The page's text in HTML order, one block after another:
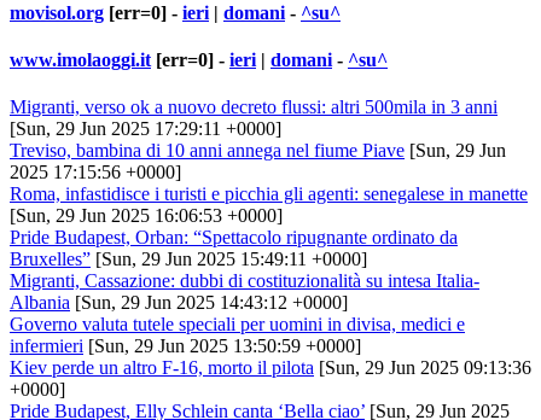
movisol.org [err=0] - ieri | domani - ^su^
www.imolaoggi.it [err=0] - ieri | domani - ^su^
Migranti, verso ok a nuovo decreto flussi: altri 500mila in 3 anni
[Sun, 29 Jun 2025 17:29:11 +0000]
Treviso, bambina di 10 anni annega nel fiume Piave [Sun, 29 Jun
2025 17:15:56 +0000]
Roma, infastidisce i turisti e picchia gli agenti: senegalese in manette
[Sun, 29 Jun 2025 16:06:53 +0000]
Pride Budapest, Orban: “Spettacolo ripugnante ordinato da
Bruxelles” [Sun, 29 Jun 2025 15:49:11 +0000]
Migranti, Cassazione: dubbi di costituzionalità su intesa Italia-
Albania [Sun, 29 Jun 2025 14:43:12 +0000]
Governo valuta tutele speciali per uomini in divisa, medici e
infermieri [Sun, 29 Jun 2025 13:50:59 +0000]
Kiev perde un altro F-16, morto il pilota [Sun, 29 Jun 2025 09:13:36
+0000]
Pride Budapest, Elly Schlein canta ‘Bella ciao’ [Sun, 29 Jun 2025